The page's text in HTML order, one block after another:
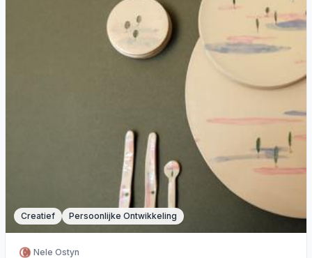
Creatief Persoonlijke Ontwikkeling
Nele Ostyn